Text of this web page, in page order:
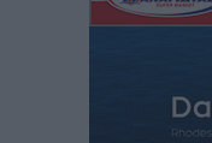
Τριήμερο εξόδου:
πριν 14 ώρες